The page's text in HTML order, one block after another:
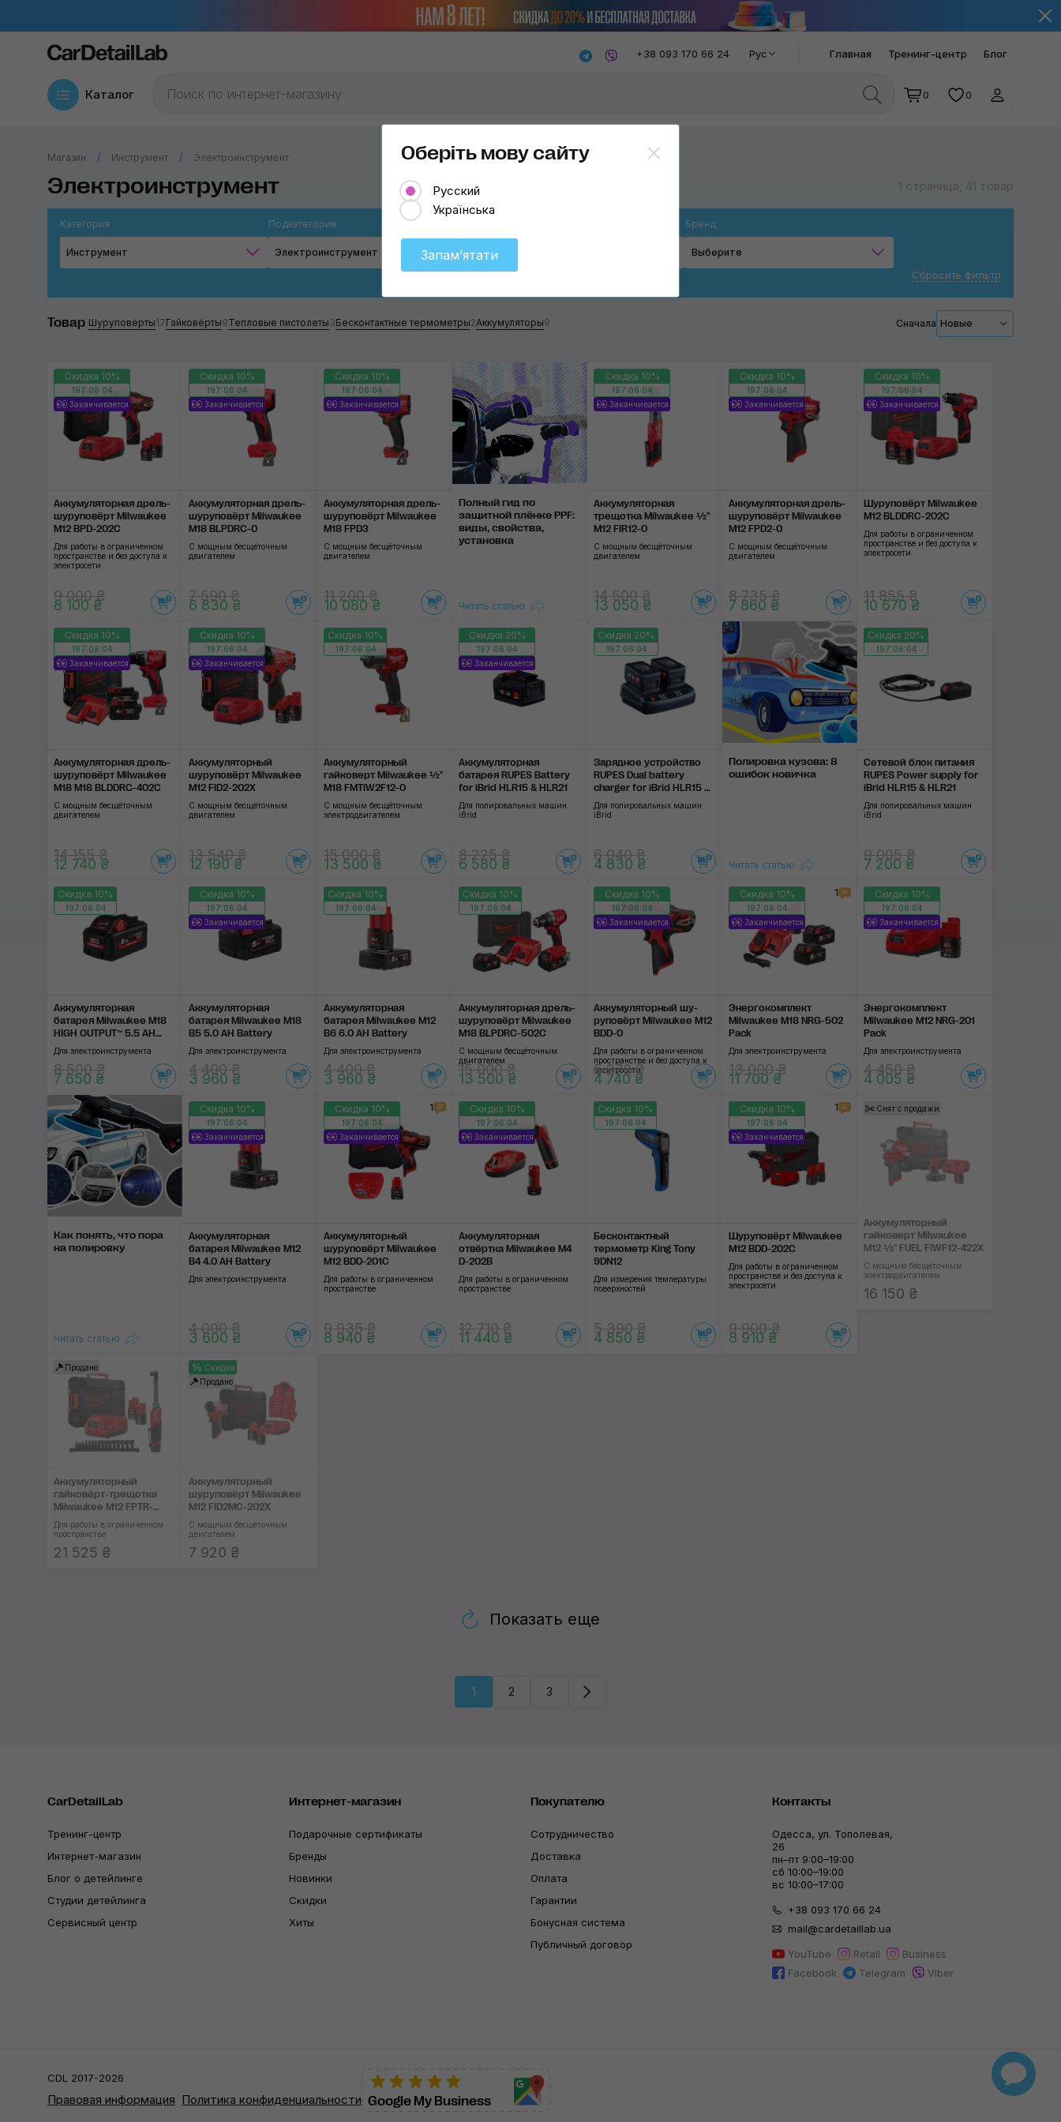
+38 093 170 66 24 Рус Главная Тренинг-центр Блог
Каталог 0 0
Магазин Инструмент Электроинструмент
Электроинструмент 1 страница, 41 товар
Категория
Инструмент
Подкатегория
Электроинструмент Выберите
Гайковёрты
Бесконтактные термометры
Аккумуляторы
Применить
Бренд
Выберите
RUPES
Применить
Сбросить фильтр
Товар Шуруповёрты17Гайковёрты9Тепловые пистолеты3Бесконтактные термометры2Аккумуляторы9 Сначала Новые
Скидка 10%
197:06:03
Заканчивается
Аккумуляторная дрель-
шуруповёрт Milwaukee
М12 BPD-202C
Для работы в ограниченном
пространстве и без доступа к
электросети
9 000 ₴
8 100 ₴
Скидка 10%
197:06:03
Заканчивается
Аккумуляторная дрель-
шуруповёрт Milwaukee
М18 BLPDRC-0
С мощным бесщёточным
двигателем
7 590 ₴
6 830 ₴
Скидка 10%
197:06:03
Заканчивается
Аккумуляторная дрель-
шуруповёрт Milwaukee
M18 FPD3
С мощным бесщёточным
двигателем
11 200 ₴
10 080 ₴
Полный гид по
защитной плёнке PPF:
виды, свойства,
установка
Читать статью
Скидка 10%
197:06:03
Заканчивается
Аккумуляторная
трещотка Milwaukee ½"
M12 FIR12-0
С мощным бесщёточным
двигателем
14 500 ₴
13 050 ₴
Скидка 10%
197:06:03
Заканчивается
Аккумуляторная дрель-
шуруповёрт Milwaukee
M12 FPD2-0
С мощным бесщёточным
двигателем
8 735 ₴
7 860 ₴
Скидка 10%
197:06:03
Заканчивается
Шуруповёрт Milwaukee
M12 BLDDRC-202C
Для работы в ограниченном
пространстве и без доступа к
электросети
11 855 ₴
10 670 ₴
Скидка 10%
197:06:03
Заканчивается
Аккумуляторная дрель-
шуруповёрт Milwaukee
М18 M18 BLDDRC-402C
С мощным бесщёточным
двигателем
14 155 ₴
12 740 ₴
Скидка 10%
197:06:03
Заканчивается
Аккумуляторный
шуруповёрт Milwaukee
M12 FID2-202X
С мощным бесщёточным
двигателем
13 540 ₴
12 190 ₴
Скидка 10%
197:06:03
Аккумуляторный
гайковерт Milwaukee ½"
M18 FMTIW2F12-0
С мощным бесщёточным
электродвигателем
15 000 ₴
13 500 ₴
Скидка 20%
197:06:03
Заканчивается
Аккумуляторная
батарея RUPES Battery
for iBrid HLR15 & HLR21
Для полировальных машин
iBrid
8 225 ₴
6 580 ₴
Скидка 20%
197:06:03
Зарядное устройство
RUPES Dual battery
charger for iBrid HLR15 &
HLR21
Для полировальных машин
iBrid
6 040 ₴
4 830 ₴
Полировка ку­зова: 8
оши­бок нови­чка
Читать статью
Скидка 20%
197:06:03
Сетевой блок питания
RUPES Power supply for
iBrid HLR15 & HLR21
Для полировальных машин
iBrid
9 005 ₴
7 200 ₴
Скидка 10%
197:06:03
Аккумуляторная
батарея Milwaukee M18
HIGH OUTPUT™ 5.5 AH
Battery
Для электроинструмента
8 500 ₴
7 650 ₴
Скидка 10%
197:06:03
Заканчивается
Аккумуляторная
батарея Milwaukee M18
B5 5.0 AH Battery
Для электроинструмента
4 400 ₴
3 960 ₴
Скидка 10%
197:06:03
Аккумуляторная
батарея Milwaukee M12
B6 6.0 AH Battery
Для электроинструмента
4 400 ₴
3 960 ₴
Скидка 10%
197:06:03
Аккумуляторная дрель-
шуруповёрт Milwaukee
М18 BLPDRC-502C
С мощным бесщёточным
двигателем
15 000 ₴
13 500 ₴
Скидка 10%
197:06:03
Заканчивается
Аккумуляторный шу­
руповёрт Milwaukee M12
BDD-0
Для работы в ограниченном
пространстве и без доступа к
электросети
5 270 ₴
4 740 ₴
Скидка 10%
197:06:03
Заканчивается
1
Энергокомплект
Milwaukee M18 NRG-502
Pack
Для электроинструмента
13 000 ₴
11 700 ₴
Скидка 10%
197:06:03
Заканчивается
Энергокомплект
Milwaukee M12 NRG-201
Pack
Для электроинструмента
4 450 ₴
4 005 ₴
Как понять, что пора
на полировку
Читать статью
Скидка 10%
197:06:03
Заканчивается
Аккумуляторная
батарея Milwaukee M12
B4 4.0 AH Battery
Для электроинструмента
4 000 ₴
3 600 ₴
Скидка 10%
197:06:03
Заканчивается
1
Аккумуляторный
шуруповёрт Milwaukee
M12 BDD-201C
Для работы в ограниченном
пространстве
9 935 ₴
8 940 ₴
Скидка 10%
197:06:03
Заканчивается
Аккумуляторная
отвёртка Milwaukee M4
D-202B
Для работы в ограниченном
пространстве
12 710 ₴
11 440 ₴
Скидка 10%
197:06:03
Бесконтактный
термометр King Tony
9DN12
Для измерения температуры
поверхностей
5 390 ₴
4 850 ₴
Скидка 10%
197:06:03
Заканчивается
1
Шуруповёрт Milwaukee
M12 BDD-202C
Для работы в ограниченном
пространстве и без доступа к
электросети
9 900 ₴
8 910 ₴
Снят с продажи
Аккумуляторный
гайковерт Milwaukee
M12 ½" FUEL FIWF12-422X
С мощным бесщёточным
электродвигателем
16 150 ₴
Продано
Аккумуляторный
гайковёрт-трещотка
Milwaukee M12 FPTR-
202X PASS
Для работы в ограниченном
пространстве
21 525 ₴
Скидка
Продано
Аккумуляторный
шуруповёрт Milwaukee
M12 FID2MC-202X
С мощным бесщёточным
двигателем
7 920 ₴
Показать еще
1 2 3
CarDetailLab
Тренинг-центр
Интернет-магазин
Блог о детейлинге
Студии детейлинга
Сервисный центр
Интернет-магазин
Подарочные сертификаты
Бренды
Новинки
Скидки
Хиты
Покупателю
Сотрудничество
Доставка
Оплата
Гарантии
Бонусная система
Публичный договор
Контакты
Одесса, ул. Тополевая,
26
пн–пт 9:00–19:00
сб 10:00–19:00
вс 10:00–17:00
+38 093 170 66 24
mail@cardetaillab.ua
YouTube
Retail
Business
Facebook
Telegram Viber
CDL 2017-2026
Правовая информация Политика конфиденциальности Google My Business
Оберіть мову сайту
Русский
Українська
Запамʼятати